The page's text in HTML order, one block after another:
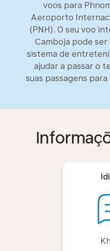
voos para
Aeroporto
(PNH). O seu voo
Camboja pode ser
sistema de
ajudar a passar o
suas passagens